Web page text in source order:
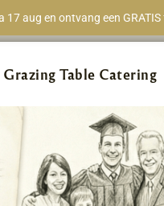
aug en ontvang een
Grazing Table Catering